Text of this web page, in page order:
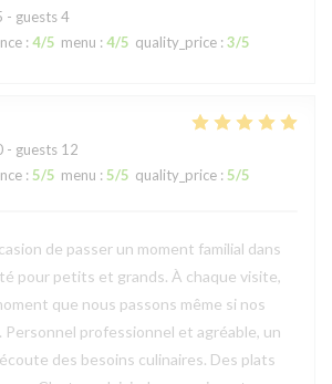
- guests 4
: 4/5 menu : 4/5 quality_price : 3/5
- guests 12
: 5/5 menu : 5/5 quality_price : 5/5
de passer un moment familial dans
pour petits et grands. À chaque visite,
que nous passons même si nos
professionnel et agréable, un
des besoins culinaires. Des plats